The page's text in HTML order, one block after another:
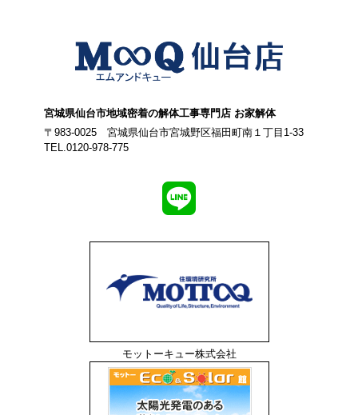
宮城県仙台市地域密着の解体工事専門店 お家解体
〒983-0025 宮城県仙台市宮城野区福田町南１丁目1-33
TEL.0120-978-775
モットーキュー株式会社